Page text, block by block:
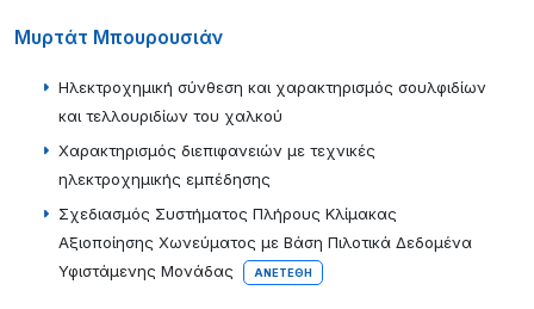
Μυρτάτ Μπουρουσιάν
Ηλεκτροχημική σύνθεση και χαρακτηρισμός σουλφιδίων
και τελλουριδίων του χαλκού
Χαρακτηρισμός διεπιφανειών με τεχνικές
ηλεκτροχημικής εμπέδησης
Σχεδιασμός Συστήματος Πλήρους Κλίμακας
Αξιοποίησης Χωνεύματος με Βάση Πιλοτικά Δεδομένα
Υφιστάμενης Μονάδας
ΑΝΕΤΈΘΗ